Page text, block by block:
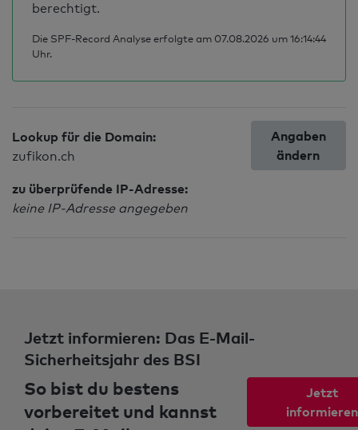
berechtigt.
Die SPF-Record Analyse erfolgte am 07.08.2026 um 16:14:44
Uhr.
Lookup für die Domain:
zufikon.ch
zu überprüfende IP-Adresse:
keine IP-Adresse angegeben
Angaben
ändern
Jetzt informieren: Das E-Mail-
Sicherheitsjahr des BSI
So bist du bestens
vorbereitet und kannst
Jetzt
informieren